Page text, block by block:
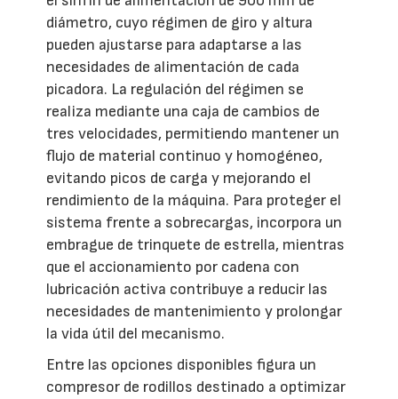
diámetro, cuyo régimen de giro y altura
pueden ajustarse para adaptarse a las
necesidades de alimentación de cada
picadora. La regulación del régimen se
realiza mediante una caja de cambios de
tres velocidades, permitiendo mantener un
flujo de material continuo y homogéneo,
evitando picos de carga y mejorando el
rendimiento de la máquina. Para proteger el
sistema frente a sobrecargas, incorpora un
embrague de trinquete de estrella, mientras
que el accionamiento por cadena con
lubricación activa contribuye a reducir las
necesidades de mantenimiento y prolongar
la vida útil del mecanismo.
Entre las opciones disponibles figura un
compresor de rodillos destinado a optimizar